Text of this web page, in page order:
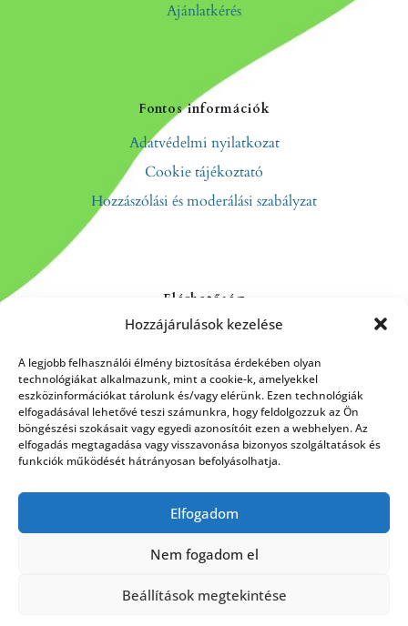
Hozzájárulások kezelése
A legjobb felhasználói élmény biztosítása érdekében olyan
technológiákat alkalmazunk, mint a cookie-k, amelyekkel
eszközinformációkat tárolunk és/vagy elérünk. Ezen technológiák
elfogadásával lehetővé teszi számunkra, hogy feldolgozzuk az Ön
böngészési szokásait vagy egyedi azonosítóit ezen a webhelyen. Az
elfogadás megtagadása vagy visszavonása bizonyos szolgáltatások és
funkciók működését hátrányosan befolyásolhatja.
Elfogadom
Nem fogadom el
Beállítások megtekintése
Ajánlatkérés
Fontos információk
Adatvédelmi nyilatkozat
Cookie tájékoztató
Hozzászólási és moderálási szabályzat
Elérhetőség
Kapcsolat
Rólunk
HÍRLEVÉL FELIRATKOZÁS